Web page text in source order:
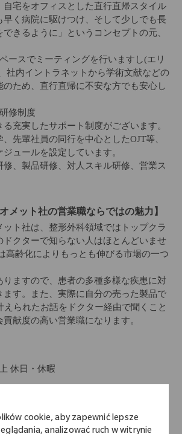
cookie, aby zapewnić lepsze
analizować ruch w witrynie
自宅をオフィスとした直行直帰スタイル
早く病院に駆けつけ、そして少しでも長
できるように」というコンセプトの元、
ースでミーティングを行いますし(エリ
社内イントラネットから学術文献などの
ため、直行直帰に不安な方でも安心し
修制度
充実したサポート制度がございます。
先輩社員の同行を中心としたOJT等、
ュールを設定しています。
、製品研修、対人スキル研修、営業ス
メット社の営業職ならではの魅力】
ット社は、整形外科領域ではトップクラ
ドクターで知らない人はほとんどいませ
高齢化によりもっとも伸びる市場の一つ
りますので、患者の多種多様な疾患に対
ます。また、実際に自分の売った製品で
えられたお話をドクター経由で聞くこと
献度の高い営業職になります。
休日・休暇
21日）